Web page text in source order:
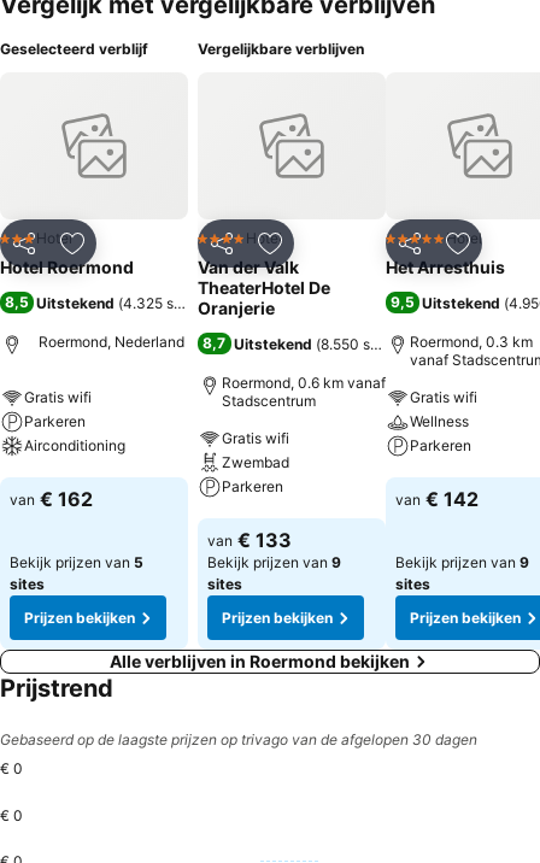
hotel kunt u lunchen en dineren in brasserie De Lobby en hier ’s
weekendje weg of een heerlijke shopping trip, Hotel Roermond is de
perfecte uitvalsbasis in hartje stad.
Geselecteerd verblijf
Delen Toevoegen aan favorieten
3 Sterren
Hotel
Hotel Roermond
8,5 Uitstekend (4.325 scores)
Roermond, Nederland
Gratis wifi
Parkeren
Airconditioning
Prijzen bekijken
van € 162
Bekijk prijzen van 5
sites
Prijzen bekijken
Vergelijkbare verblijven
Delen Toevoegen aan favorieten
4 SterrenHotel
Van der Valk
TheaterHotel De
Oranjerie
8,7 Uitstekend (8.550 scores )
Roermond, 0.6 km vanaf
Stadscentrum
Gratis wifi
Zwembad
Parkeren
Prijzen bekijken
van € 133
Bekijk prijzen van 9
sites
Prijzen bekijken
Delen
5 Sterren Hotel
Het Arresthuis
9,5 Uitstekend (
Roermond, 0.3 km
vanaf
Gratis wifi
Wellness
Parkeren
Prijzen bekijken
van € 142
Bekijk prijzen van 9
sites
Prijzen bekijken
Alle verblijven in Roermond bekijken
Prijstrend
Gebaseerd op de laagste prijzen op trivago van de afgelopen 30 dagen
€ 0
€ 0